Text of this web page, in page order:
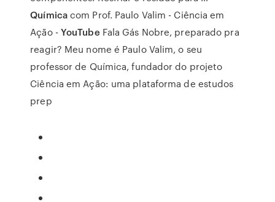
Químicacom Prof. Paulo Valim - Ciência em
Ação -YouTubeFala Gás Nobre, preparado pra
reagir? Meu nome é Paulo Valim, o seu
professor de Química, fundador do projeto
Ciência em Ação: uma plataforma de estudos
prep